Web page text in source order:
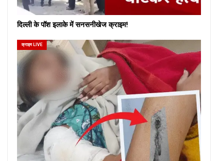
दिल्ली के पॉश इलाके में सनसनीखेज क्राइम!
क्राइम LIVE